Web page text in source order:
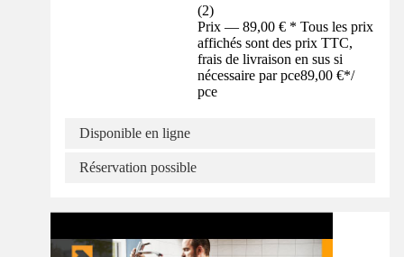
(2)
Prix — 89,00 € * Tous les prix
affichés sont des prix TTC,
frais de livraison en sus si
nécessaire par pce89,00 €*/
pce
Disponible en ligne
Réservation possible